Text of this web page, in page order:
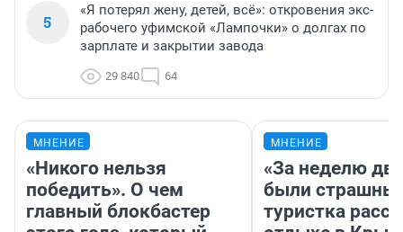
5
«Я потерял жену, детей, всё»: откровения экс-
рабочего уфимской «Лампочки» о долгах по
зарплате и закрытии завода
29 840 64
МНЕНИЕ
«Никого нельзя
победить». О чем
главный блокбастер
МНЕНИЕ
«За неделю
были
туристка